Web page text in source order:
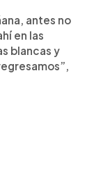
antes no
en las
blancas y